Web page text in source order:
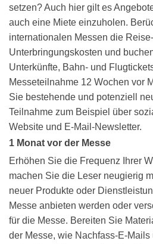
setzen? Auch hier gilt es
auch eine Miete einzuholen.
internationalen Messen die
Unterbringungskosten und
Unterkünfte, Bahn- und
Messeteilnahme 12 Wochen vor
Sie bestehende und potenziell
Teilnahme zum Beispiel über
Website und E-Mail-Newsletter.
1 Monat vor der Messe
Erhöhen Sie die Frequenz Ihrer
machen Sie die Leser neugierig
neuer Produkte oder
Messe anbieten werden oder
für die Messe. Bereiten Sie
der Messe, wie Nachfass-E-